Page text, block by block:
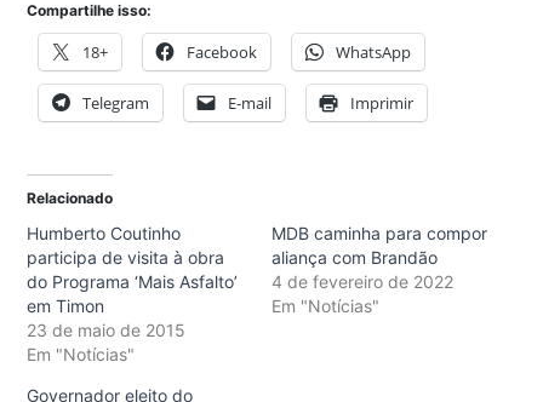
Compartilhe isso:
18+ Facebook WhatsApp
Telegram E-mail Imprimir
Relacionado
Humberto Coutinho
participa de visita à obra
do Programa ‘Mais Asfalto’
em Timon
23 de maio de 2015
Em "Notícias"
MDB caminha para compor
aliança com Brandão
4 de fevereiro de 2022
Em "Notícias"
Governador eleito do